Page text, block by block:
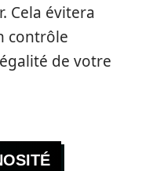
Cela évitera
contrôle
de votre